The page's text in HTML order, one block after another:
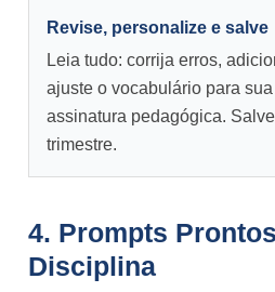
Revise, personalize e salve
Leia tudo: corrija erros,
ajuste o vocabulário para
assinatura pedagógica.
trimestre.
4. Prompts
Disciplina